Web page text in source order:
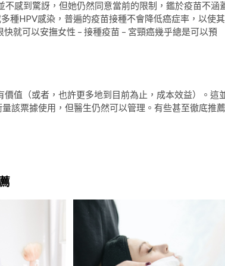
感到驚訝，但她仍然同意當前的限制，鑑於疫苗不涵
種HPV感染，普遍的疫苗接種不會降低癌症率，以使其
就可以安撫女性 – 接種疫苗 – 宮頸癌幾乎總是可以預
值（或者，也許更多地到目前為止，成本效益）。這
該票據使用，但醫生仍然可以管理。有些甚至徹底推薦